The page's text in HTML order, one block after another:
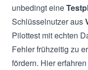
unbedingt eine
Schlüsselnutzer aus
Pilottest mit echten
Fehler frühzeitig zu
fördern. Hier